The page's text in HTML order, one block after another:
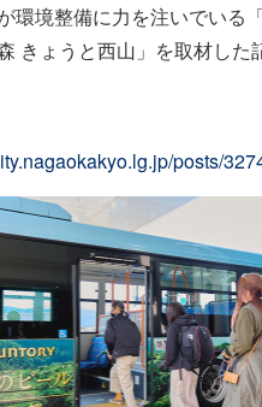
環境整備に力を注いでいる
きょうと西山」を取材した
posts/